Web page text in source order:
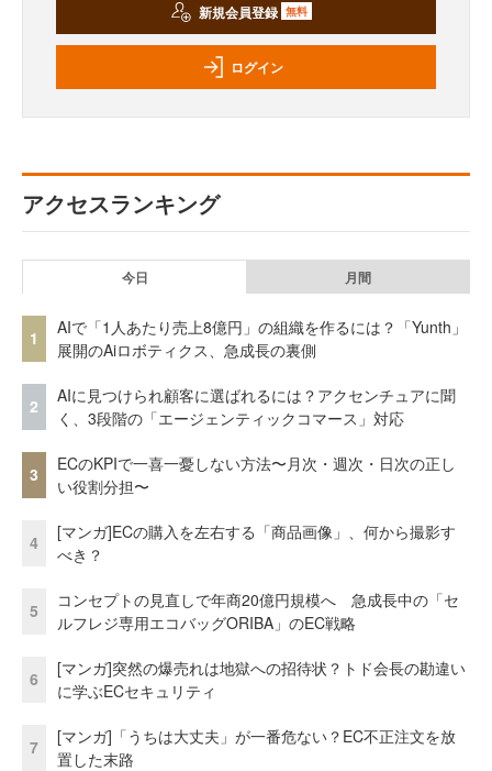
新規会員登録 無料
ログイン
アクセスランキング
今日 月間
1
AIで「1人あたり売上8億円」の組織を作るには？「Yunth」
展開のAiロボティクス、急成長の裏側
2
AIに見つけられ顧客に選ばれるには？アクセンチュアに聞
く、3段階の「エージェンティックコマース」対応
3
ECのKPIで一喜一憂しない方法〜月次・週次・日次の正し
い役割分担〜
4
[マンガ]ECの購入を左右する「商品画像」、何から撮影す
べき？
5
コンセプトの見直しで年商20億円規模へ 急成長中の「セ
ルフレジ専用エコバッグORIBA」のEC戦略
6
[マンガ]突然の爆売れは地獄への招待状？トド会長の勘違い
に学ぶECセキュリティ
7
[マンガ]「うちは大丈夫」が一番危ない？EC不正注文を放
置した末路